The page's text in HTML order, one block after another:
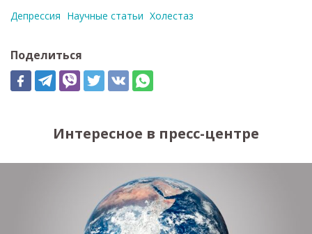
Депрессия Научные статьи Холестаз
Поделиться
Интересное в пресс-центре